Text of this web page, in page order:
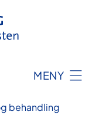
MENY
behandling